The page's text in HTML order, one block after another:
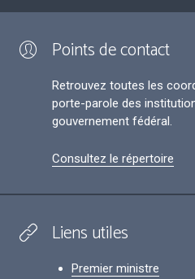
Points de contact
Retrouvez toutes les
porte-parole des
gouvernement fédéral.
Consultez le répertoire
Liens utiles
Premier ministre